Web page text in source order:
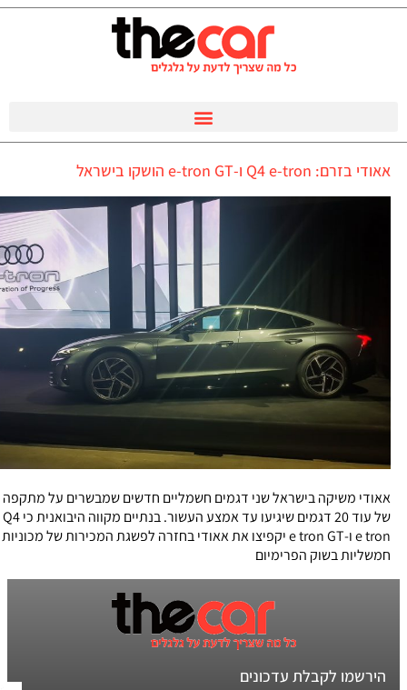
אאודי בזרם: Q4 e-tron ו-e-tron GT הושקו בישראל
אאודי משיקה בישראל שני דגמים חשמליים חדשים שמבשרים על מתקפה
של עוד 20 דגמים שיגיעו עד אמצע העשור. בנתיים מקווה היבואנית כי Q4
e tron ו-e tron GT יקפיצו את אאודי בחזרה לפשגת המכירות של מכוניות
חמשליות בשוק הפרימיום
הירשמו לקבלת עדכונים